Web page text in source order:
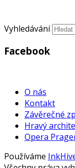
Vyhledávání
Facebook
O nás
Kontakt
Závěrečné
Hravý
Opera
Používáme